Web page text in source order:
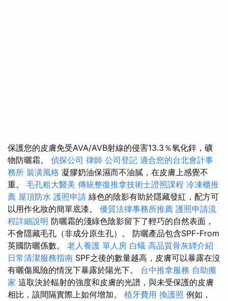
保護您的皮膚免受AVA/AVB射線的侵害13.3％氧化鋅，礦
物防曬霜。 偵探公司 律師 公司登記 適合您的台北會計事
務所 裝潢風格 凝膠奶油保濕而不油膩，在皮膚上感覺不
重。 毛孔粗大醫美 傳統整復推拿技術士證照課程 冷凍櫃推
薦 屋頂防水 護照申請 綠色的陰影有助於隱藏發紅，配方可
以用作化妝的簡單底漆。 優質法律事務所推薦 護照申請流
程詳細說明 防曬霜的淺綠色陰影留下了輕巧的自然表面，
不會隱藏毛孔（非成分原生孔）。 防曬產品包含SPF-From
英國防曬係數。 老人養護 單人房 白蟻 高品質骨灰罈介紹
日常清潔服務指南 SPF之後的數量越高，皮膚可以暴露在沒
有曬傷風險的情況下暴露於陽光下。 台中推拿服務 自助搬
家 這取決於輻射的強度和皮膚的光譜，與未受保護的皮膚
相比，該間隔實際上如何增加。 植牙費用 換護照 例如，